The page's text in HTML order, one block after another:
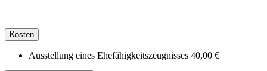
Kosten
Ausstellung eines Ehefähigkeitszeugnisses 40,00 €